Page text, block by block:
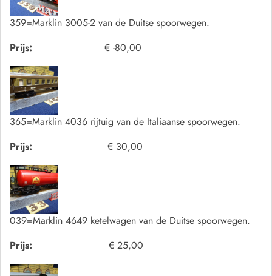
359=Marklin 3005-2 van de Duitse spoorwegen.
Prijs:
€ -80,00
365=Marklin 4036 rijtuig van de Italiaanse spoorwegen.
Prijs:
€ 30,00
039=Marklin 4649 ketelwagen van de Duitse spoorwegen.
Prijs:
€ 25,00